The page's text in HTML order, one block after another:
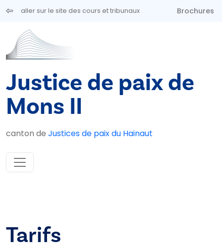
Aller au contenu principal
aller sur le site des cours et tribunaux Brochures
Justice de paix de
Mons II
canton de Justices de paix du Hainaut
Tarifs